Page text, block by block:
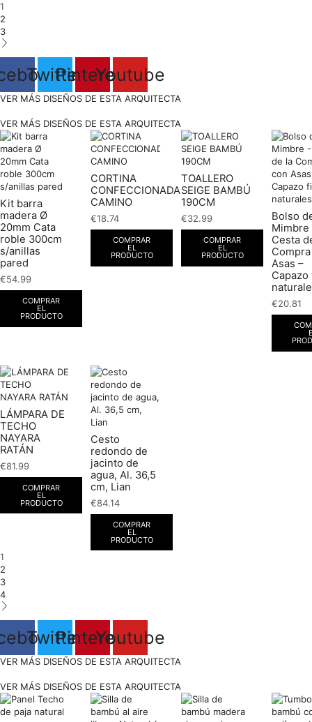
1
2
3
TwitterPinterestYoutube
VER MÁS DISEÑOS DE ESTA ARQUITECTA
VER MÁS DISEÑOS DE ESTA ARQUITECTA
Kit barra
madera Ø
20mm Cata
roble 300cm
s/anillas
pared
€54.99
COMPRAR
EL
PRODUCTO
CORTINA
CONFECCIONADA
CAMINO
€18.74
COMPRAR
EL
PRODUCTO
TOALLERO
SEIGE BAMBÚ
190CM
€32.99
COMPRAR
EL
PRODUCTO
Bolso
Mimbre
Cesta
Asas –
€20.81
LÁMPARA DE
TECHO
NAYARA
RATÁN
€81.99
COMPRAR
EL
PRODUCTO
Cesto
redondo de
jacinto de
agua, Al. 36,5
cm, Lian
€84.14
COMPRAR
EL
PRODUCTO
1
2
3
4
TwitterPinterestYoutube
VER MÁS DISEÑOS DE ESTA ARQUITECTA
VER MÁS DISEÑOS DE ESTA ARQUITECTA